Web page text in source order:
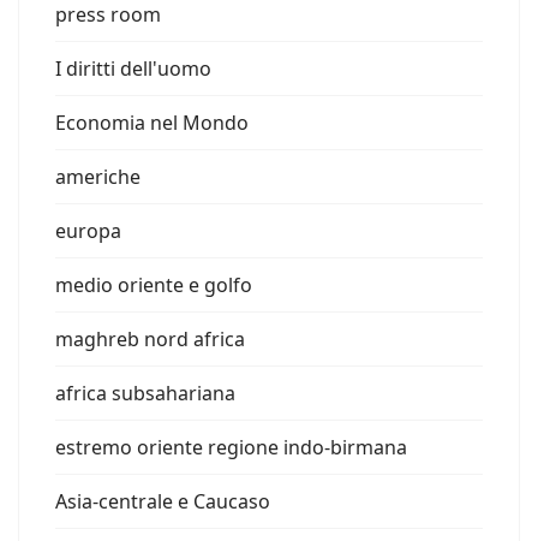
press room
I diritti dell'uomo
Economia nel Mondo
americhe
europa
medio oriente e golfo
maghreb nord africa
africa subsahariana
estremo oriente regione indo-birmana
Asia-centrale e Caucaso